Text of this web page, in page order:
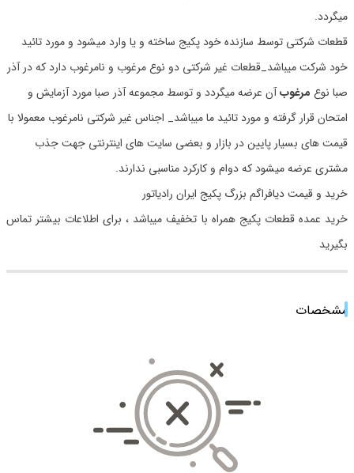
میگردد.
قطعات شرکتی توسط سازنده خود پکیج ساخته و یا وارد میشود و مورد تائید
خود شرکت میباشد_قطعات غیر شرکتی دو نوع مرغوب و نامرغوب دارد که در آذر
صبا نوع مرغوبآن عرضه میگردد و توسط مجموعه آذر صبا مورد آزمایش و
امتحان قرار گرفته و مورد تائید ما میباشد_ اجناس غیر شرکتی نامرغوب معمولا با
قیمت های بسیار پایین در بازار و بعضی سایت های اینترنتی جهت جذب
مشتری عرضه میشود که دوام و کارکرد مناسبی ندارند.
خرید و قیمت دیافراگم بزرگ‎‎‎‎ پکیج ایران رادیاتور
خرید عمده قطعات پکیج همراه با تخفیف میباشد ، برای اطلاعات بیشتر تماس
بگیرید
مشخصات